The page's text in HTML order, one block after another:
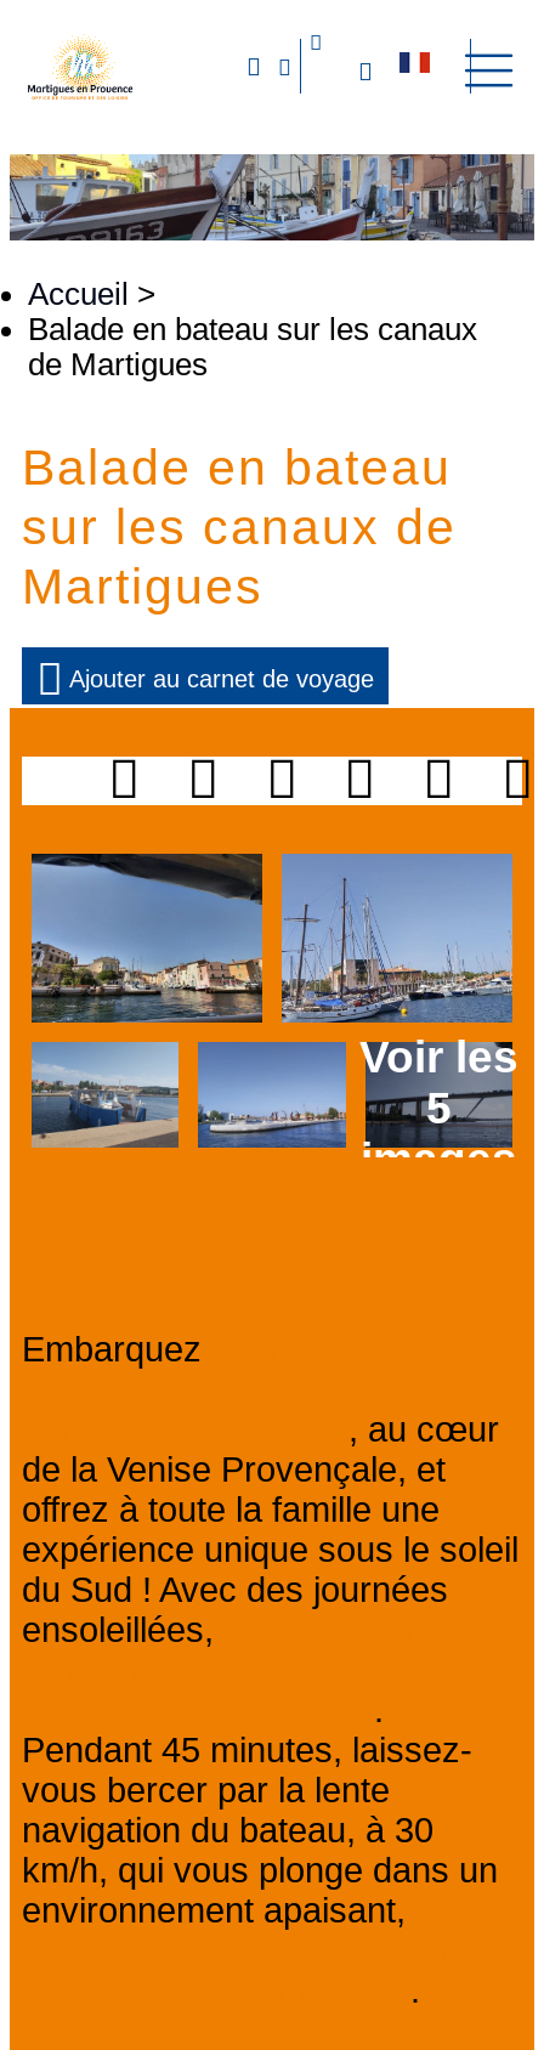
Accueil >
Balade en bateau sur les canaux
de Martigues
Balade en bateau
sur les canaux de
Martigues
Ajouter au carnet de voyage
Voir les
5
images
Embarquez
, au cœur
de la Venise Provençale, et
offrez à toute la famille une
expérience unique sous le soleil
du Sud ! Avec des journées
ensoleillées,
.
Pendant 45 minutes, laissez-
vous bercer par la lente
navigation du bateau, à 30
km/h, qui vous plonge dans un
environnement apaisant,
.